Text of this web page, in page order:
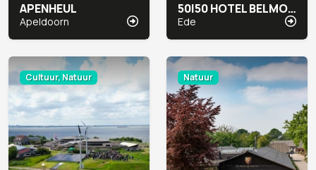
APENHEUL
Apeldoorn
50|50 HOTEL BELMONT
Ede
Cultuur, Natuur Natuur